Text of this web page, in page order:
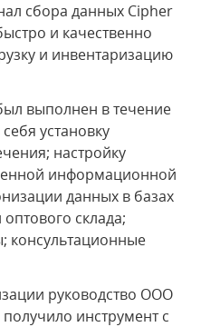
сбора данных Cipher
и качественно
и инвентаризацию
выполнен в течение
установку
настройку
информационной
данных в базах
склада;
консультационные
руководство ООО
инструмент с